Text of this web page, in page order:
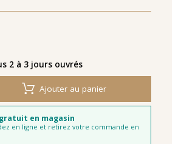
2 à 3 jours ouvrés
Ajouter au panier
en magasin
en ligne et retirez votre commande en